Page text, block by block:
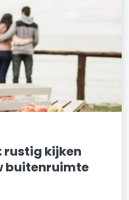
rustig kijken
buitenruimte